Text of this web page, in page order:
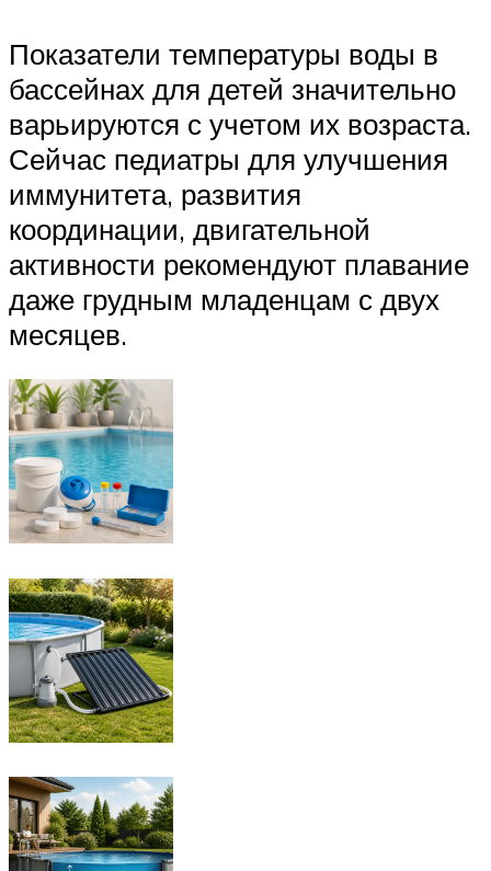
Показатели температуры воды в
бассейнах для детей значительно
варьируются с учетом их возраста.
Сейчас педиатры для улучшения
иммунитета, развития
координации, двигательной
активности рекомендуют плавание
даже грудным младенцам с двух
месяцев.